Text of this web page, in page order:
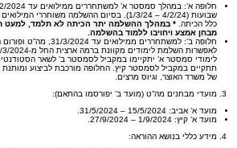
שבועות (4/2/24 – 1/3/24). בסיום ההשלמה משוחררי
כלל הכיתה. * במהלך ההשלמה יתר הכיתה לא תלמד, למעט
מבחן אמצע ויחויבו ללמוד בהשלמה.
חלופה ב’: למשתחררים ממילואים
לימודי סמסטר א’ יתקיימו במקביל לסמסטר ב’ לשאר
תתקיים במקביל לסמסטר קיץ. החלופה מורכבת לביצוע ומותנת
של משרד האוצר, וגיוס מרצים.
מועדי מבחנים מה”ט (מועד ב’ יפורסמו בהתאם):
מועד א’ אביב: 15/5/2024 – 31/5/2024.
מועד א’ קיץ: 1/9/2024 – 27/9/2024.
מידע כללי בנושא ההוראה: